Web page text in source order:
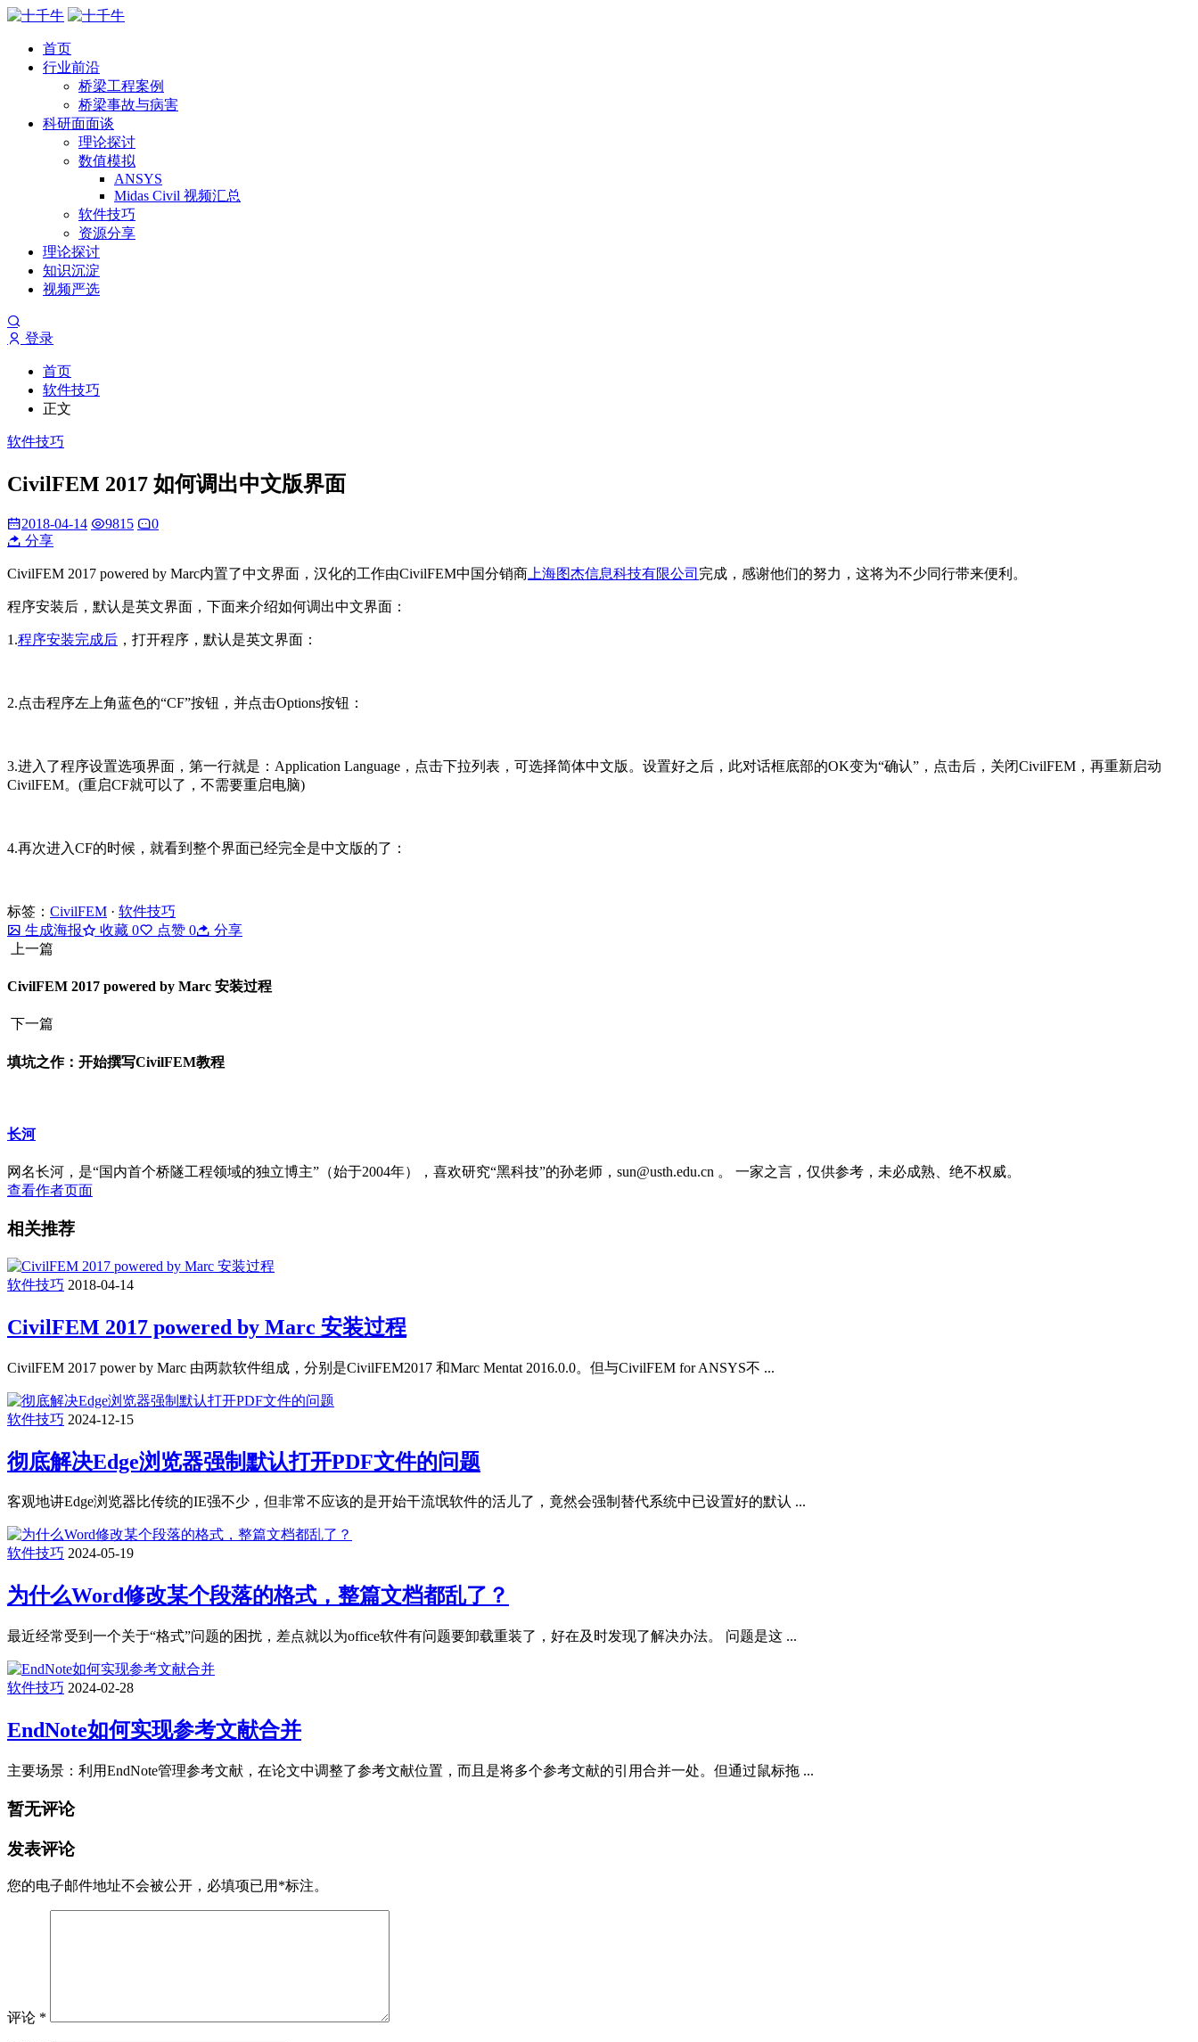
首页
行业前沿
桥梁工程案例
桥梁事故与病害
科研面面谈
理论探讨
数值模拟
ANSYS
Midas Civil 视频汇总
软件技巧
资源分享
理论探讨
知识沉淀
视频严选
登录
首页
软件技巧
正文
软件技巧
CivilFEM 2017 如何调出中文版界面
2018-04-14 9815
0
分享
CivilFEM 2017 powered by Marc内置了中文界面，汉化的工作由CivilFEM中国分销商 上海图杰信息科技有限公司 完成，感谢他们的努力，这将为不少同行带来便利。
程序安装后，默认是英文界面，下面来介绍如何调出中文界面：
1.程序安装完成后 ，打开程序，默认是英文界面：
2.点击程序左上角蓝色的“CF”按钮，并点击Options按钮：
3.进入了程序设置选项界面，第一行就是：Application Language，点击下拉列表，可选择简体中文版。设置好之后，此对话框底部的OK变为“确认”，点击后，关闭CivilFEM，再重新启动
CivilFEM。(重启CF就可以了，不需要重启电脑)
4.再次进入CF的时候，就看到整个界面已经完全是中文版的了：
标签： CivilFEM · 软件技巧
生成海报
收藏 0 点赞 0
分享
上一篇
CivilFEM 2017 powered by Marc 安装过程
下一篇
填坑之作：开始撰写CivilFEM教程
长河
网名长河，是“国内首个桥隧工程领域的独立博主”（始于2004年），喜欢研究“黑科技”的孙老师，sun@usth.edu.cn 。 一家之言，仅供参考，未必成熟、绝不权威。
查看作者页面
相关推荐
软件技巧 2018-04-14
CivilFEM 2017 powered by Marc 安装过程
CivilFEM 2017 power by Marc 由两款软件组成，分别是CivilFEM2017 和Marc Mentat 2016.0.0。但与CivilFEM for ANSYS不 ...
软件技巧 2024-12-15
彻底解决Edge浏览器强制默认打开PDF文件的问题
客观地讲Edge浏览器比传统的IE强不少，但非常不应该的是开始干流氓软件的活儿了，竟然会强制替代系统中已设置好的默认 ...
软件技巧 2024-05-19
为什么Word修改某个段落的格式，整篇文档都乱了？
最近经常受到一个关于“格式”问题的困扰，差点就以为office软件有问题要卸载重装了，好在及时发现了解决办法。 问题是这 ...
软件技巧 2024-02-28
EndNote如何实现参考文献合并
主要场景：利用EndNote管理参考文献，在论文中调整了参考文献位置，而且是将多个参考文献的引用合并一处。但通过鼠标拖 ...
暂无评论
发表评论
您的电子邮件地址不会被公开， 必填项已用 *标注。
评论 *